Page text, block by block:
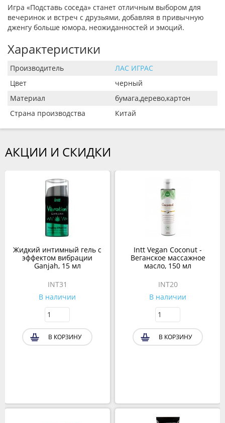
Игра «Подставь соседа» станет отличным выбором для
вечеринок и встреч с друзьями, добавляя в привычную
дженгу больше юмора, неожиданностей и эмоций.
Характеристики
Производитель
ЛАС ИГРАС
Цвет
черный
Материал
бумага,дерево,картон
Страна производства
Китай
АКЦИИ И СКИДКИ
Жидкий интимный гель с
эффектом вибрации
Ganjah, 15 мл
INT31
В наличии
В КОРЗИНУ
Intt Vegan Coconut -
Веганское массажное
масло, 150 мл
INT20
В наличии
В КОРЗИНУ